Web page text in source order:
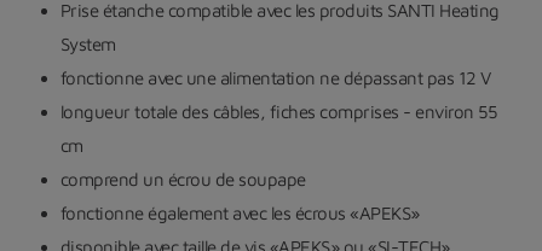
Prise étanche compatible avec les produits SANTI Heating
System
fonctionne avec une alimentation ne dépassant pas 12 V
longueur totale des câbles, fiches comprises - environ 55
cm
comprend un écrou de soupape
fonctionne également avec les écrous «APEKS»
disponible avec taille de vis «APEKS» ou «SI-TECH».